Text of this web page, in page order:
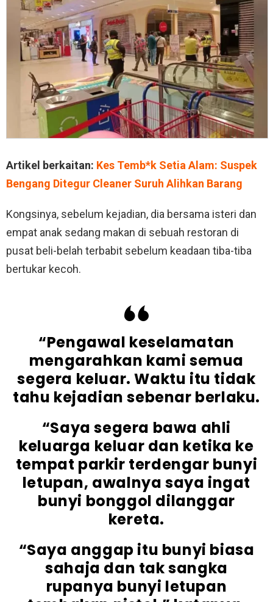
Artikel berkaitan: Kes Temb*k Setia Alam: Suspek
Bengang Ditegur Cleaner Suruh Alihkan Barang
Kongsinya, sebelum kejadian, dia bersama isteri dan
empat anak sedang makan di sebuah restoran di
pusat beli-belah terbabit sebelum keadaan tiba-tiba
bertukar kecoh.
“Pengawal keselamatan
mengarahkan kami semua
segera keluar. Waktu itu tidak
tahu kejadian sebenar berlaku.
“Saya segera bawa ahli
keluarga keluar dan ketika ke
tempat parkir terdengar bunyi
letupan, awalnya saya ingat
bunyi bonggol dilanggar
kereta.
“Saya anggap itu bunyi biasa
sahaja dan tak sangka
rupanya bunyi letupan